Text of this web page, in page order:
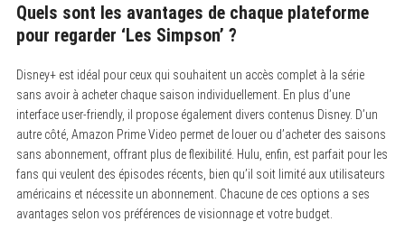
Quels sont les avantages de chaque plateforme
pour regarder ‘Les Simpson’ ?
Disney+ est idéal pour ceux qui souhaitent un accès complet à la série
sans avoir à acheter chaque saison individuellement. En plus d’une
interface user-friendly, il propose également divers contenus Disney. D’un
autre côté, Amazon Prime Video permet de louer ou d’acheter des saisons
sans abonnement, offrant plus de flexibilité. Hulu, enfin, est parfait pour les
fans qui veulent des épisodes récents, bien qu’il soit limité aux utilisateurs
américains et nécessite un abonnement. Chacune de ces options a ses
avantages selon vos préférences de visionnage et votre budget.